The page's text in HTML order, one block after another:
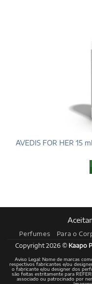
AVEDIS FOR HER 15
Perfumes Para o
Copyright 2026 © Kaapo
Aviso Legal: Nome de marcas
respectivos fabricantes e/ou
o fabricante e/ou designer dos
são feitas estritamente para
associado ou patrocinado por